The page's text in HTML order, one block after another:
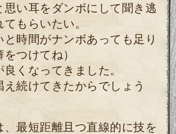
思い耳をダンボにして聞き逃
もらいたい。
と時間がナンボあっても足り
つけてね）
くなってきました。
続けてきたからでしょう
、最短距離且つ直線的に技を